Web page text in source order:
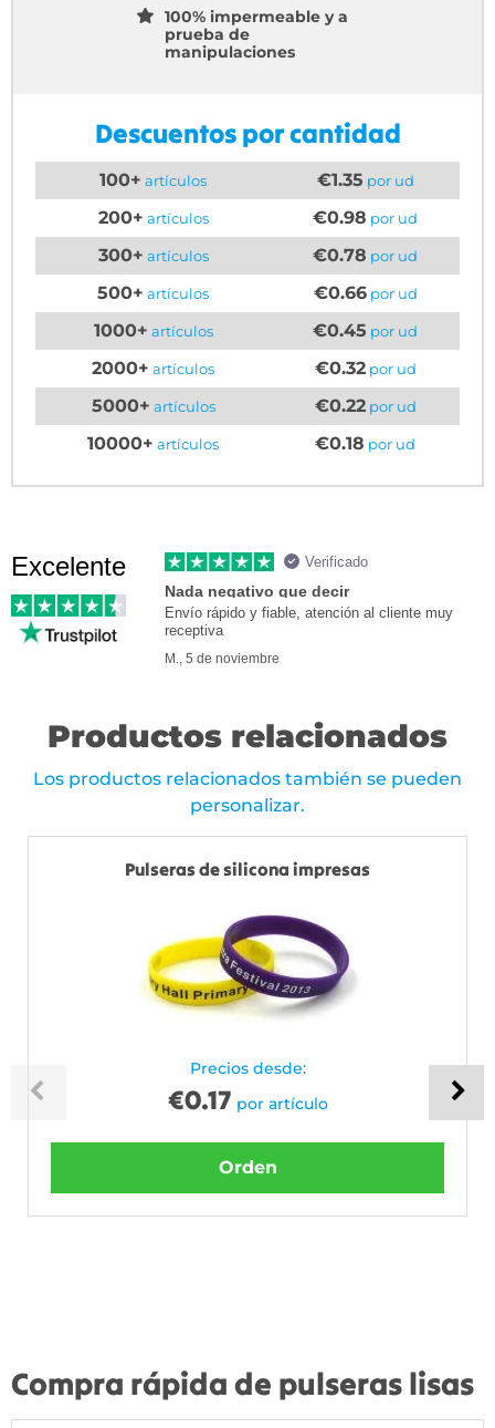
100% impermeable y a
prueba de
manipulaciones
Descuentos por cantidad
100+ artículos €1.35 por ud
200+ artículos €0.98 por ud
300+ artículos €0.78 por ud
500+ artículos €0.66por ud
1000+ artículos €0.45 por ud
2000+ artículos €0.32por ud
5000+ artículos €0.22por ud
10000+ artículos €0.18 por ud
Excelente Verificado
Nada negativo que decir
Envío rápido y fiable, atención al cliente muy
receptiva
M., 5 de noviembre
Productos relacionados
Los productos relacionados también se pueden
personalizar.
Pulseras de silicona impresas
Precios desde:
€0.17 por artículo
Orden
Compra rápida de pulseras lisas